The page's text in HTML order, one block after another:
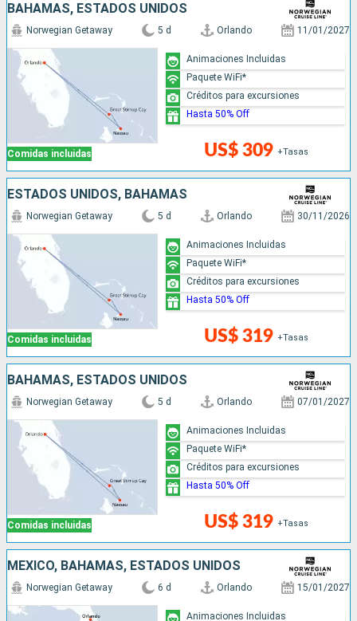
BAHAMAS, ESTADOS UNIDOS
Comidas incluidas
Norwegian Getaway 5 d Orlando 11/01/2027
US$ 309 +Tasas
Animaciones Incluidas
Paquete WiFi*
Créditos para excursiones
Hasta 50% Off
ESTADOS UNIDOS, BAHAMAS
Comidas incluidas
Norwegian Getaway 5 d Orlando 30/11/2026
US$ 319 +Tasas
Animaciones Incluidas
Paquete WiFi*
Créditos para excursiones
Hasta 50% Off
BAHAMAS, ESTADOS UNIDOS
Comidas incluidas
Norwegian Getaway 5 d Orlando 07/01/2027
US$ 319 +Tasas
Animaciones Incluidas
Paquete WiFi*
Créditos para excursiones
Hasta 50% Off
MÉXICO, BAHAMAS, ESTADOS UNIDOS
Norwegian Getaway 6 d Orlando 15/01/2027
Animaciones Incluidas